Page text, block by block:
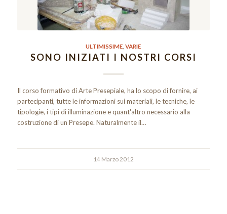
ULTIMISSIME ,VARIE
SONO INIZIATI I NOSTRI CORSI
Il corso formativo di Arte Presepiale, ha lo scopo di fornire, ai
partecipanti, tutte le informazioni sui materiali, le tecniche, le
tipologie, i tipi di illuminazione e quant'altro necessario alla
costruzione di un Presepe. Naturalmente il…
14 Marzo 2012